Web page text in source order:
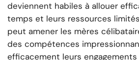
deviennent habiles à allouer
temps et leurs ressources
peut amener les mères
des compétences
efficacement leurs engagements